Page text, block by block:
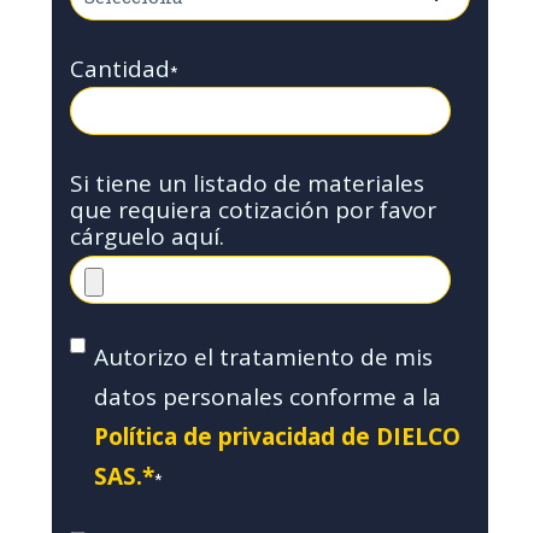
Cantidad*
Si tiene un listado de materiales
que requiera cotización por favor
cárguelo aquí.
Autorizo el tratamiento de mis
datos personales conforme a la
Política de privacidad de DIELCO
SAS.**